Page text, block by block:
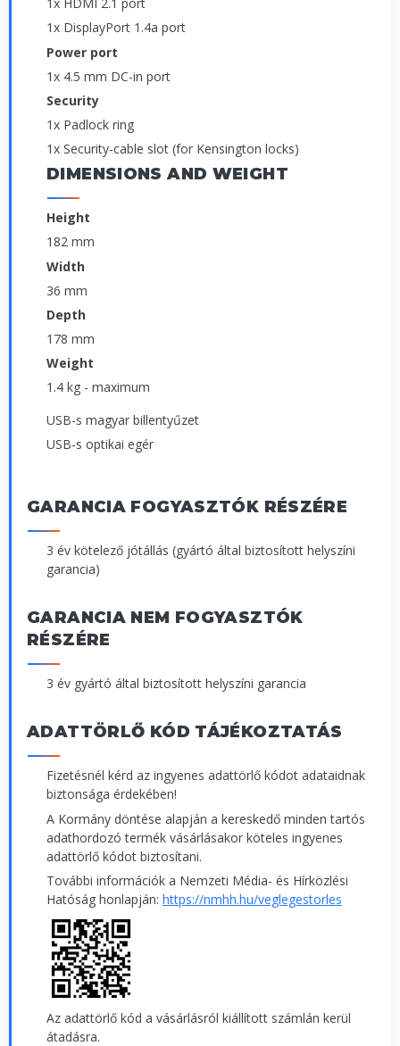
1x HDMI 2.1 port
1x DisplayPort 1.4a port
Power port
1x 4.5 mm DC-in port
Security
1x Padlock ring
1x Security-cable slot (for Kensington locks)
DIMENSIONS AND WEIGHT
Height
182 mm
Width
36 mm
Depth
178 mm
Weight
1.4 kg - maximum
USB-s magyar billentyűzet
USB-s optikai egér
GARANCIA FOGYASZTÓK RÉSZÉRE
3 év kötelező jótállás (gyártó által biztosított helyszíni
garancia)
GARANCIA NEM FOGYASZTÓK
RÉSZÉRE
3 év gyártó által biztosított helyszíni garancia
ADATTÖRLŐ KÓD TÁJÉKOZTATÁS
Fizetésnél kérd az ingyenes adattörlő kódot adataidnak
biztonsága érdekében!
A Kormány döntése alapján a kereskedő minden tartós
adathordozó termék vásárlásakor köteles ingyenes
adattörlő kódot biztosítani.
További információk a Nemzeti Média- és Hírközlési
Hatóság honlapján: https://nmhh.hu/veglegestorles
Az adattörlő kód a vásárlásról kiállított számlán kerül
átadásra.